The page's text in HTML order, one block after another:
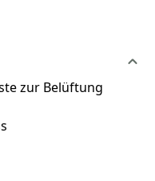
zur Belüftung